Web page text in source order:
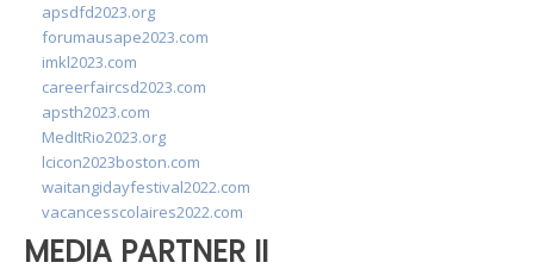
apsdfd2023.org
forumausape2023.com
imkl2023.com
careerfaircsd2023.com
apsth2023.com
MedItRio2023.org
lcicon2023boston.com
waitangidayfestival2022.com
vacancesscolaires2022.com
MEDIA PARTNER II